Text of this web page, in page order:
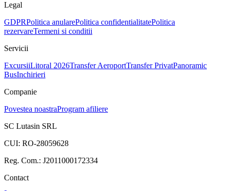
Legal
GDPRPolitica anularePolitica confidentialitatePolitica
rezervareTermeni si conditii
Servicii
ExcursiiLitoral 2026Transfer AeroportTransfer PrivatPanoramic
BusInchirieri
Companie
Povestea noastraProgram afiliere
SC Lutasin SRL
CUI: RO-28059628
Reg. Com.: J2011000172334
Contact